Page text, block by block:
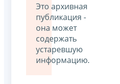
Это архивная
публикация -
она может
содержать
устаревшую
информацию.